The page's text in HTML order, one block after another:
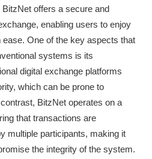
offers a secure and
enabling users to enjoy
One of the key aspects that
systems is its
digital exchange platforms
which can be prone to
BitzNet operates on a
that transactions are
multiple participants, making it
the integrity of the system.